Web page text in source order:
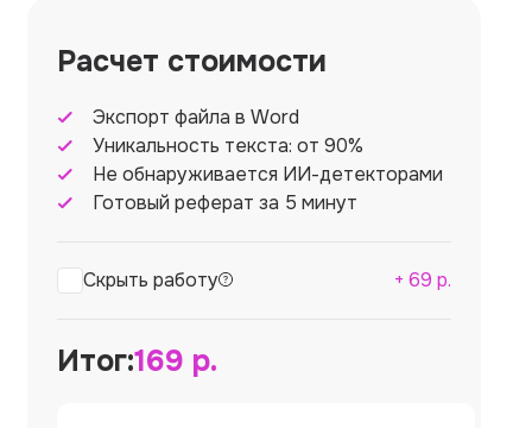
Расчет стоимости
Экспорт файла в Word
Уникальность текста: от 90%
Не обнаруживается ИИ-детекторами
Готовый реферат за 5 минут
Скрыть работу + 69 р.
Итог:169 р.